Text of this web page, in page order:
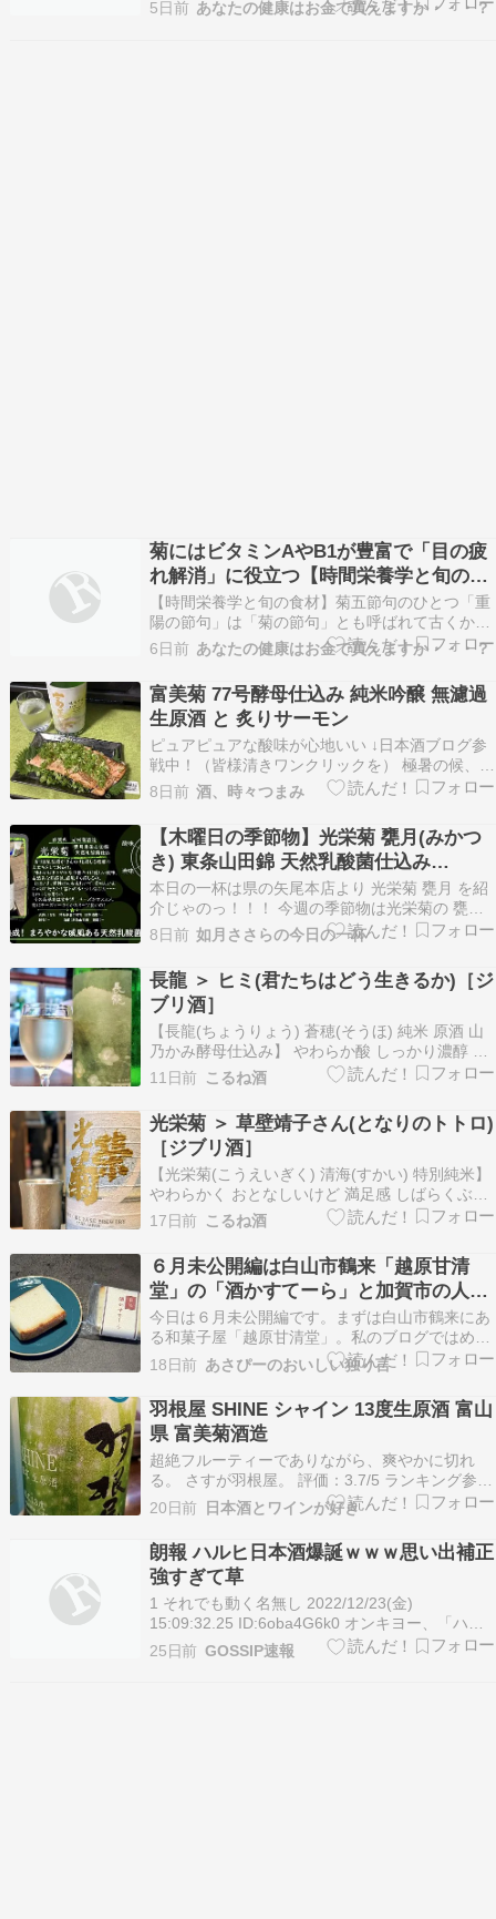
並びますが、主役はなんといっても菊です。食用
5日前 あなたの健康はお金で買えますか・・・？
菊にはビタミンAやB1が豊富で「目の疲
れ解消」に役立つ【時間栄養学と旬の食
材】
【時間栄養学と旬の食材】菊五節句のひとつ「重
陽の節句」は「菊の節句」とも呼ばれて古くから
親しまれてきました。栗ごはんや秋ナスも食卓に
並びますが、主役はなんといっても菊です。食用
菊を料理にしたり、菊酒をたしなむほかにも、菊
を浮かべた菊湯に入ったり、枕に菊を詰めた菊枕
に寝ることで、旬…
6日前 あなたの健康はお金で買えますか・・・？
富美菊 77号酵母仕込み 純米吟醸 無濾過
生原酒 と 炙りサーモン
ピュアピュアな酸味が心地いい ↓日本酒ブログ参
戦中！（皆様清きワンクリックを） 極暑の候、皆
様いかがお過ごしでしょうか。こう暑い日が続く
と、すっきりとした酸味のあるお酒が飲みたくな
りますね。 さて、今回飲んでいくのはこちら。富
美菊 77号酵母仕込み 純米吟醸 無濾過生原酒とみ
ぎく…
8日前 酒、時々つまみ
【木曜日の季節物】光栄菊 甕月(みかつ
き) 東条山田錦 天然乳酸菌仕込み
【FUKA????YO-I】
本日の一杯は県の矢尾本店より 光栄菊 甕月 を紹
介じゃのっ！！！ 今週の季節物は光栄菊の 甕月
(みかつき) ！ ちょっとお高いやつじゃの(● ˃̶͈̀ロ
˂̶͈́)੭ꠥ⁾⁾ 東条山田錦を天然の乳酸菌で醸した一本！
……生酛なのかの。。。いやそうは書いてないん
じゃけどの。 果たしてど…
8日前 如月ささらの今日の一杯
長龍 ＞ ヒミ(君たちはどう生きるか)［ジ
ブリ酒］
【長龍(ちょうりょう) 蒼穂(そうほ) 純米 原酒 山
乃かみ酵母仕込み】 やわらか酸 しっかり濃醇 軽
やかに 去年はじめて飲んで、最近遭遇率の高い長
龍さん。奈良県北葛城郡広陵町・長龍酒造さんの
お酒です。 長龍酒造さんは大正12年(1923年)の
創業。元々は、現在の大阪府八尾市に店…
11日前 こるね酒
光栄菊 ＞ 草壁靖子さん(となりのトトロ)
［ジブリ酒］
【光栄菊(こうえいぎく) 清海(すかい) 特別純米】
やわらかく おとなしいけど 満足感 しばらくぶり
の光栄菊さん。佐賀県小城市・光栄菊酒造さんの
お酒です。 光栄菊酒造さんは元々は明治4年
(1871年)創業。でも、その光栄菊酒造さんは2006
年に廃業してしまいます。今の光栄菊酒造…
17日前 こるね酒
６月未公開編は白山市鶴来「越原甘清
堂」の「酒かすてーら」と加賀市の人気
のパン屋さん「ヒラクベーカリー」「山
羊パン」
今日は６月未公開編です。まずは白山市鶴来にあ
る和菓子屋「越原甘清堂」。私のブログではめっ
たに登場しない和菓子店です。こちらへお邪魔し
たのは、少し前に紹介した同じく鶴来のハーブテ
ィーカフェ「るぎー」に行った時に食べた「酒か
すてーら」が美味しかったので、お店の方にどこ
で売られているの…
18日前 あさぴーのおいしい独り言
羽根屋 SHINE シャイン 13度生原酒 富山
県 富美菊酒造
超絶フルーティーでありながら、爽やかに切れ
る。 さすが羽根屋。 評価：3.7/5 ランキング参加
中日本酒 ランキング参加中お酒 羽根屋 SHINE シ
ャイン 1800ml 低アルコール 13度 限定 生原酒 富
美菊酒造 【クール便指定】 正規特約店べんのや
20日前 日本酒とワインが好き
朗報 ハルヒ日本酒爆誕ｗｗｗ思い出補正
強すぎて草
1 それでも動く名無し 2022/12/23(金)
15:09:32.25 ID:6oba4G6k0 オンキヨー、「ハレ
晴レユカイ」を聴かせて熟成させた『涼宮ハル
ヒ』コラボ日本酒。長門／みくる／ハルヒイメー
25日前 GOSSIP速報